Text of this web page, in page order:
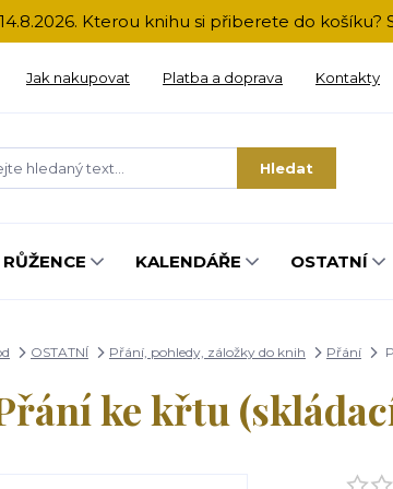
Kterou knihu si přiberete do
Jak nakupovat Platba a doprava Kontakty
Hledat
RŮŽENCE KALENDÁŘE OSTATNÍ
OSTATNÍ Přání, pohledy, záložky do knih Přání
ke křtu